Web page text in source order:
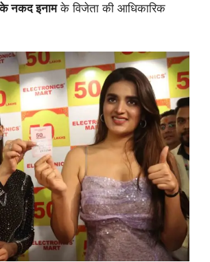
नकद इनामके विजेता की आधिकारिक